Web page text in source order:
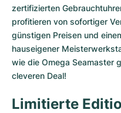
zertifizierten
profitieren von sofortiger
günstigen Preisen und
hauseigener
wie die Omega Seamaster
cleveren Deal!
Limitierte